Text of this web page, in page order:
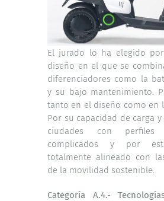
El jurado lo ha elegido
diseño en el que se
diferenciadores como la
y su bajo mantenimiento.
tanto en el diseño como en
Por su capacidad de carga
ciudades con perfiles
complicados y por
totalmente alineado con
de la movilidad sostenible.
Categoría A.4.-